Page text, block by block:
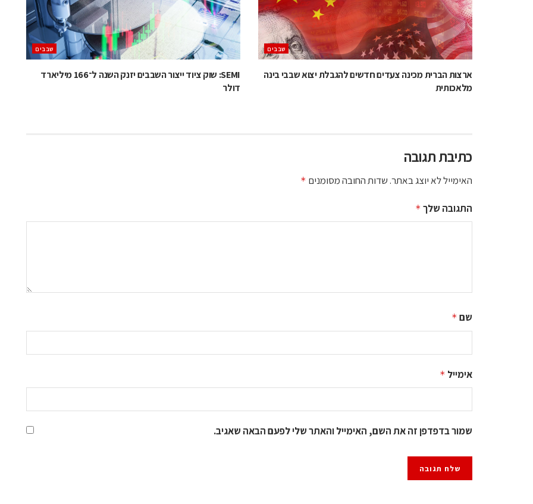
‫שבבים‬
ארצות הברית מכינה צעדים חדשים להגבלת יצוא שבבי בינה
מלאכותית
‫שבבים‬
SEMI: שוק ציוד ייצור השבבים יזנק השנה ל־166 מיליארד
דולר
כתיבת תגובה
האימייל לא יוצג באתר.שדות החובה מסומנים *
התגובה שלך *
שם *
אימייל *
שמור בדפדפן זה את השם, האימייל והאתר שלי לפעם הבאה שאגיב.